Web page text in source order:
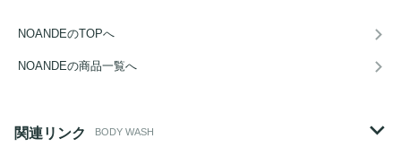
NOANDEのTOPへ
NOANDEの商品一覧へ
関連リンク BODY WASH